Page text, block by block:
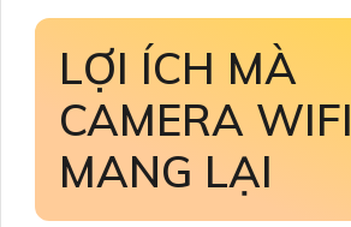
LỢI ÍCH MÀ
CAMERA WIFI
MANG LẠI